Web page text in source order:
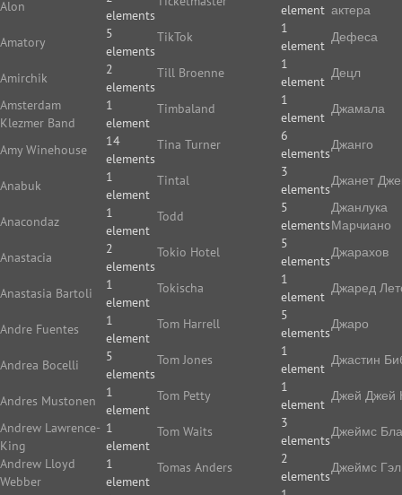
Alon
elements
Amatory
5
elements
Amirchik
2
elements
Amsterdam
Klezmer Band
1
element
Amy Winehouse
14
elements
Anabuk
1
element
Anacondaz
1
element
Anastacia
2
elements
Anastasia Bartoli
1
element
Andre Fuentes
1
element
Andrea Bocelli
5
elements
Andres Mustonen
1
element
Andrew Lawrence-
King
1
element
Andrew Lloyd
Webber
1
element
element
TikTok
1
element
Till Broenne
1
element
Timbaland
1
element
Tina Turner
6
elements
Tintal
3
elements
Todd
5
elements
Tokio Hotel
5
elements
Tokischa
1
element
Tom Harrell
5
elements
Tom Jones
1
element
Tom Petty
1
element
Tom Waits
3
elements
Tomas Anders
2
elements
актера
Дефеса
Децл
Джамала
Джанго
Джанет
Джанлука
Марчиано
Джарахов
Джаред
Джаро
Джастин
Джей Джей
Джеймс
Джеймс